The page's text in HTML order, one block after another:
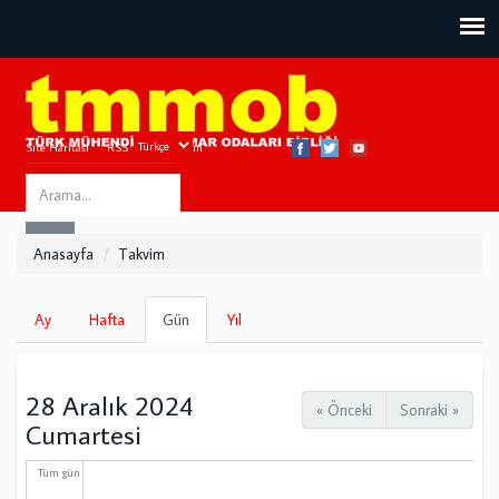
Site Haritası RSS Bize Ulaşın
Search
this
Anasayfa Takvim
Birincil
sekmeler
Ay Hafta Gün
sekme)
Yıl
« Önceki Sonraki »
28 Aralık 2024
Cumartesi
Tüm gün